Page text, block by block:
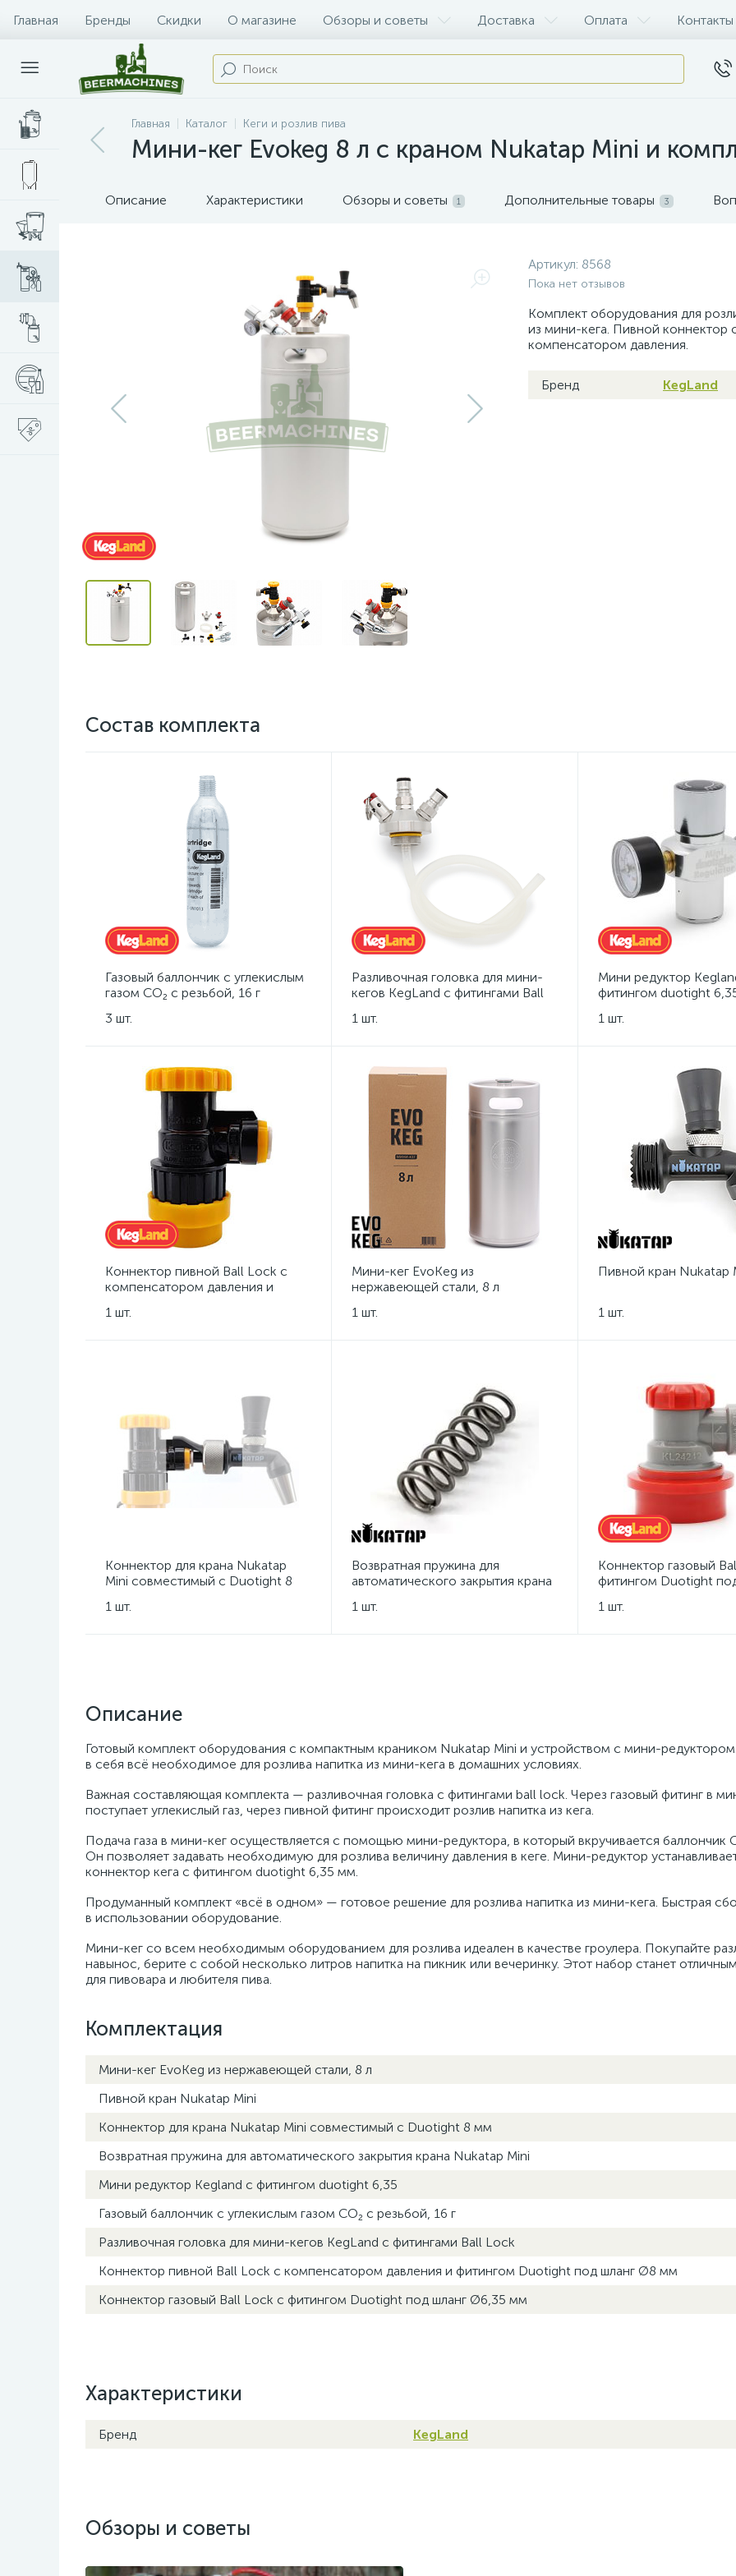
Главная Бренды Скидки О магазине Обзоры и советы Доставка Оплата Контакты
Главная Каталог Кеги и розлив пива
Мини-кег Evokeg 8 л с краном Nukatap Mini и
Описание Характеристики Обзоры и советы 1 Дополнительные товары 3
Артикул: 8568
Пока нет отзывов
Комплект оборудования для
из мини-кега. Пивной коннектор
компенсатором давления.
Бренд KegLand
Состав комплекта
Газовый баллончик с углекислым
газом CO₂ с резьбой, 16 г
3 шт.
Разливочная головка для мини-
кегов KegLand с фитингами Ball
1 шт.
Мини редуктор
фитингом duotight
кегу
1 шт.
Коннектор пивной Ball Lock с
компенсатором давления и
мм
1 шт.
Мини-кег EvoKeg из
нержавеющей стали, 8 л
1 шт.
Пивной кран Nukatap
1 шт.
Коннектор для крана Nukatap
Mini совместимый с Duotight 8
1 шт.
Возвратная пружина для
автоматического закрытия крана
1 шт.
Коннектор газовый
фитингом Duotight
1 шт.
Описание
Готовый комплект оборудования с компактным краником Nukatap Mini и устройством с мини-
в себя всё необходимое для розлива напитка из мини-кега в домашних условиях.
Важная составляющая комплекта — разливочная головка с фитингами ball lock. Через газовый фитинг в
поступает углекислый газ, через пивной фитинг происходит розлив напитка из кега.
Подача газа в мини-кег осуществляется с помощью мини-редуктора, в который вкручивается баллончик
Он позволяет задавать необходимую для розлива величину давления в кеге. Мини-редуктор
коннектор кега с фитингом duotight 6,35 мм.
Продуманный комплект «всё в одном» — готовое решение для розлива напитка из мини-кега. Быстрая
в использовании оборудование.
Мини-кег со всем необходимым оборудованием для розлива идеален в качестве гроулера. Покупайте
навынос, берите с собой несколько литров напитка на пикник или вечеринку. Этот набор станет
для пивовара и любителя пива.
Комплектация
Мини-кег EvoKeg из нержавеющей стали, 8 л
Пивной кран Nukatap Mini
Коннектор для крана Nukatap Mini совместимый с Duotight 8 мм
Возвратная пружина для автоматического закрытия крана Nukatap Mini
Мини редуктор Kegland с фитингом duotight 6,35
Газовый баллончик с углекислым газом CO₂ с резьбой, 16 г
Разливочная головка для мини-кегов KegLand с фитингами Ball Lock
Коннектор пивной Ball Lock с компенсатором давления и фитингом Duotight под шланг Ø8 мм
Коннектор газовый Ball Lock с фитингом Duotight под шланг Ø6,35 мм
Характеристики
Бренд KegLand
Обзоры и советы